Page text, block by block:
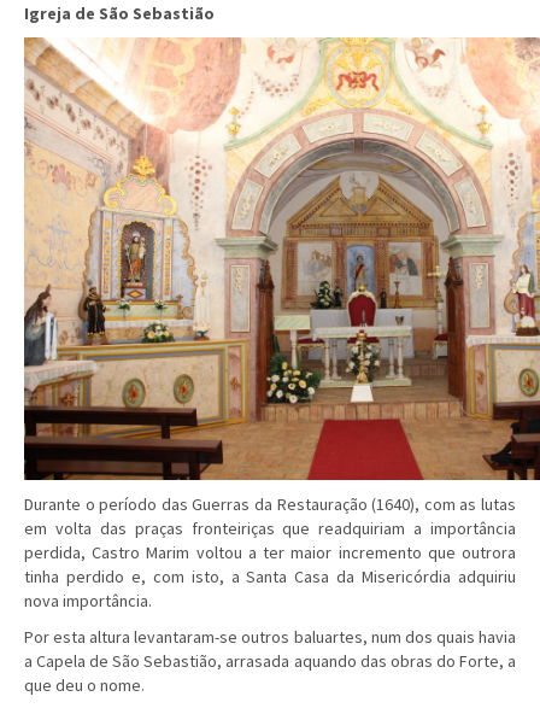
Igreja de São Sebastião
Durante o período das Guerras da Restauração (1640), com as lutas
em volta das praças fronteiriças que readquiriam a importância
perdida, Castro Marim voltou a ter maior incremento que outrora
tinha perdido e, com isto, a Santa Casa da Misericórdia adquiriu
nova importância.
Por esta altura levantaram-se outros baluartes, num dos quais havia
a Capela de São Sebastião, arrasada aquando das obras do Forte, a
que deu o nome.